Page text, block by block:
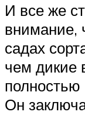
И все же
внимание,
садах
чем дикие
полностью
Он